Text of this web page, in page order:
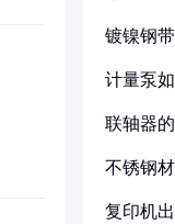
镀镍钢
计量泵
联轴器
不锈钢
复印机